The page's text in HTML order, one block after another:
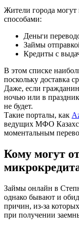
Жители города
способами:
Деньги
Займы
Кредиты с
В этом списке
поскольку доставка
Даже, если
ночью или в
не будет.
Такие порталы, как
ведущих МФО
моментальным
Кому могут
Займы онлайн в
однако бывают и
причин, из-за
при получении